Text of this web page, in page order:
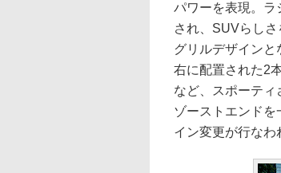
パワーを表現。ラ
され、SUVらし
グリルデザイン
右に配置された2
など、スポーテ
ゾーストエンド
イン変更が行なわ